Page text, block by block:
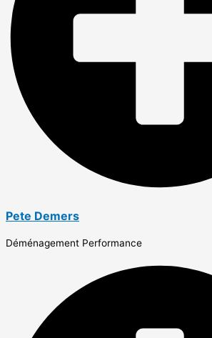
Pete Demers
Déménagement Performance